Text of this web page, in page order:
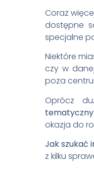
Coraz
dostępne
specjalne
Niektóre
czy w
poza
Oprócz
okazja do
Jak szukać
z kilku